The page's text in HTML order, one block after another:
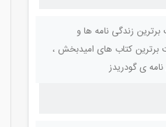
زندگی نامه ها و
برترین کتاب های امیدبخش ،
ی گودریدز